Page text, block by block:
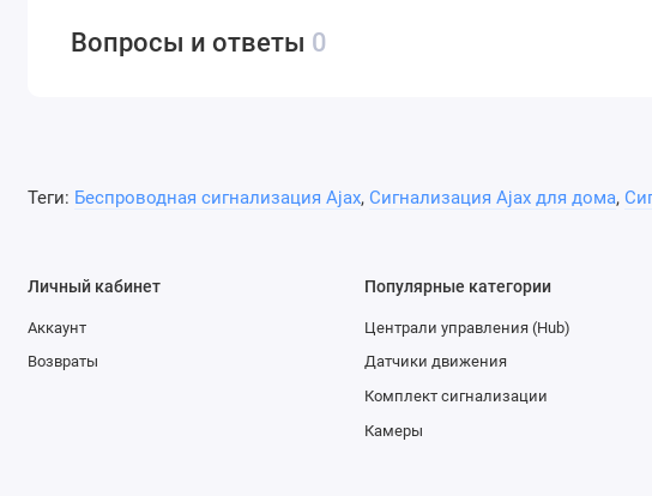
Вопросы и ответы 0
Теги: Беспроводная сигнализация Ajax, Сигнализация Ajax для дома,
Личный кабинет
Аккаунт
Возвраты
Популярные категории
Централи управления (Hub)
Датчики движения
Комплект сигнализации
Камеры